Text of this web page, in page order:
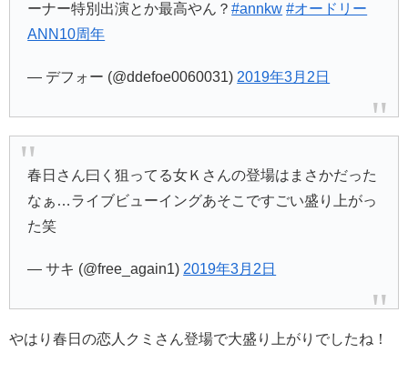
ーナー特別出演とか最高やん？#annkw #オードリー
ANN10周年
— デフォー (@ddefoe0060031) 2019年3月2日
春日さん曰く狙ってる女Ｋさんの登場はまさかだった
なぁ…ライブビューイングあそこですごい盛り上がっ
た笑
— サキ (@free_again1) 2019年3月2日
やはり春日の恋人クミさん登場で大盛り上がりでしたね！